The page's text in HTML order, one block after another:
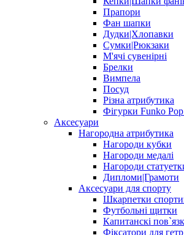
Прапори
Фан шапки
Дудки|Хлопавки
Сумки|Рюкзаки
М'ячі сувенірні
Брелки
Вимпела
Посуд
Різна атрибутика
Фігурки Funko
Аксесуари
Нагородна атрибутика
Нагороди кубки
Нагороди медалі
Нагороди
Дипломи|Грамоти
Аксесуари для спорту
Шкарпетки
Футбольні щитки
Капитанскі
Фіксатори для